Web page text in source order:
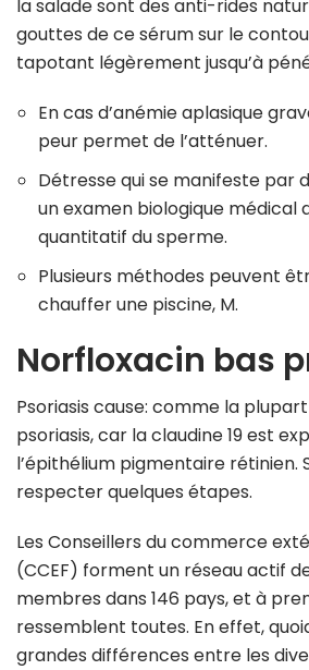
la salade sont des anti-rides
gouttes de ce sérum sur le
tapotant légèrement jusqu’à
En cas d’anémie aplasique
peur permet de l’atténuer.
Détresse qui se manifeste par
un examen biologique médical
quantitatif du sperme.
Plusieurs méthodes peuvent
chauffer une piscine, M.
Norfloxacin bas
Psoriasis cause: comme la
psoriasis, car la claudine 19 est
l’épithélium pigmentaire rétinien.
respecter quelques étapes.
Les Conseillers du commerce
(CCEF) forment un réseau actif
membres dans 146 pays, et à
ressemblent toutes. En effet,
grandes différences entre les